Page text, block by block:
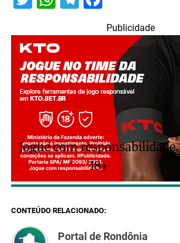
Publicidade
Jogue com responsabilidade.
18+
CONTEÚDO RELACIONADO:
Portal de Rondônia